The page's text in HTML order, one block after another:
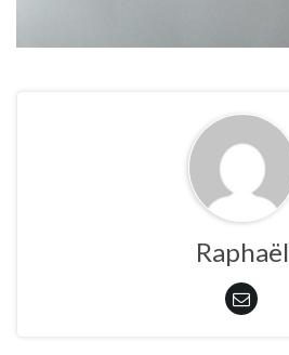
Raphaël